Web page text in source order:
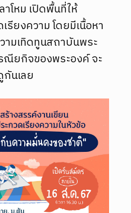
โหม เปิดพื้นที่ให้
รียงความ โดยมีเนื้อหา
ามเทิดทูนสถาบันพระ
ยกิจของพระองค์ จะ
กันเลย